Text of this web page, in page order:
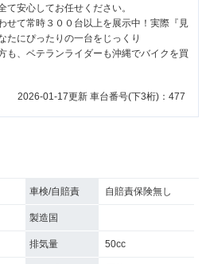
て安心してお任せください。
せて常時３００台以上を展示中！実際『見
たにぴったりの一台をじっくり
も、ベテランライダーも沖縄でバイクを買
2026-01-17更新 車台番号(下3桁)：477
車検/自賠責 自賠責保険無し
製造国
排気量 50cc